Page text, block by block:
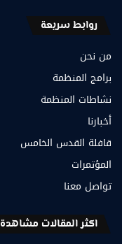
روابط سريعة
من نحن
برامج المنظمة
نشاطات المنظمة
أخبارنا
قافلة القدس الخامس
المؤتمرات
تواصل معنا
اكثر المقالات مشاهدة